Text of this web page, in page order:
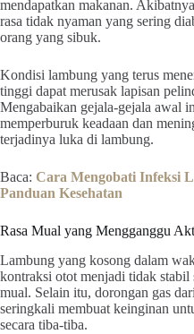
mendapatkan makanan.
rasa tidak nyaman yang sering
orang yang sibuk.
Kondisi lambung yang terus
tinggi dapat merusak lapisan
Mengabaikan gejala-gejala awal
memperburuk keadaan dan
terjadinya luka di lambung.
Baca: Cara Mengobati Infeksi
Panduan Kesehatan
Rasa Mual yang Mengganggu
Lambung yang kosong dalam
kontraksi otot menjadi tidak stabil
mual. Selain itu, dorongan gas
seringkali membuat keinginan
secara tiba-tiba.